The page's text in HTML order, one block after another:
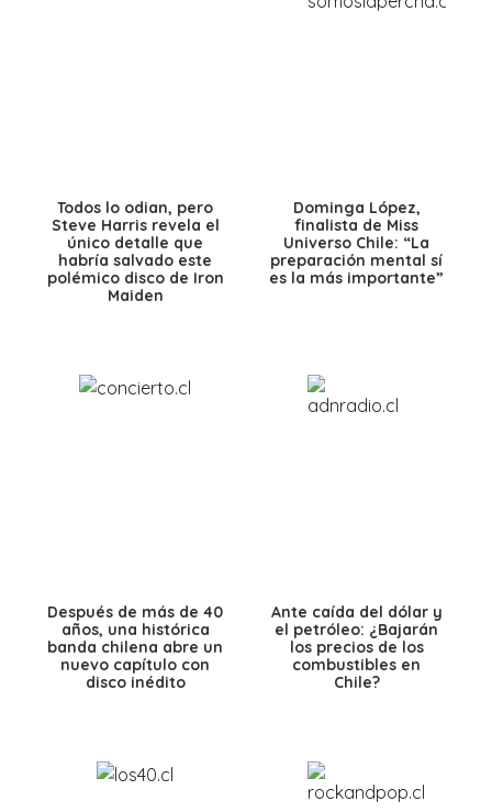
Todos lo odian, pero
Steve Harris revela el
único detalle que
habría salvado este
polémico disco de Iron
Maiden
Dominga López,
finalista de Miss
Universo Chile: “La
preparación mental sí
es la más importante”
Después de más de 40
años, una histórica
banda chilena abre un
nuevo capítulo con
disco inédito
Ante caída del dólar y
el petróleo: ¿Bajarán
los precios de los
combustibles en
Chile?